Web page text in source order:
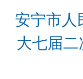
安宁市人
大七届